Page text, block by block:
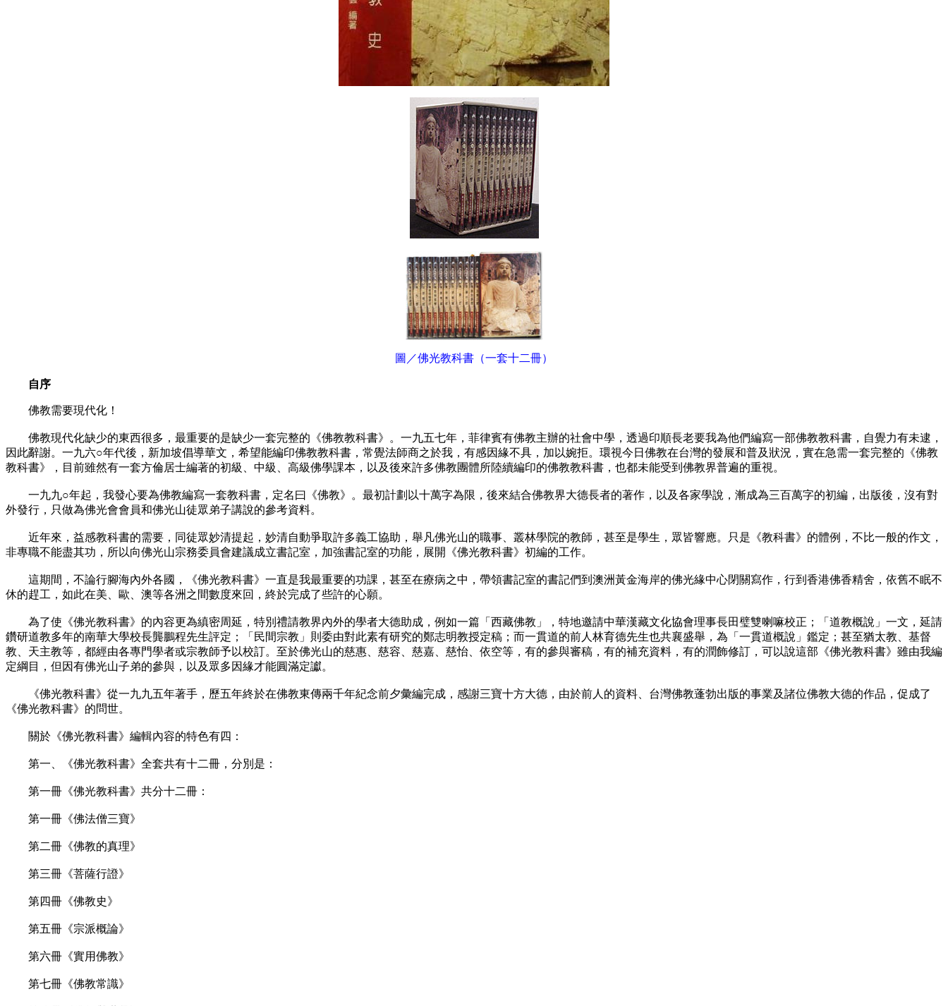
圖／佛光教科書（一套十二冊）
自序
佛教需要現代化！
佛教現代化缺少的東西很多，最重要的是缺少一套完整的《佛教教科書》。一九五七年，菲律賓有佛教主辦的社會中學，透過印順長老要我為他們編寫一部佛教教科書，自覺力有未逮，
因此辭謝。一九六○年代後，新加坡倡導華文，希望能編印佛教教科書，常覺法師商之於我，有感因緣不具，加以婉拒。環視今日佛教在台灣的發展和普及狀況，實在急需一套完整的《佛教
教科書》，目前雖然有一套方倫居士編著的初級、中級、高級佛學課本，以及後來許多佛教團體所陸續編印的佛教教科書，也都未能受到佛教界普遍的重視。
一九九○年起，我發心要為佛教編寫一套教科書，定名曰《佛教》。最初計劃以十萬字為限，後來結合佛教界大德長者的著作，以及各家學說，漸成為三百萬字的初編，出版後，沒有對
外發行，只做為佛光會會員和佛光山徒眾弟子講說的參考資料。
近年來，益感教科書的需要，同徒眾妙清提起，妙清自動爭取許多義工協助，舉凡佛光山的職事、叢林學院的教師，甚至是學生，眾皆響應。只是《教科書》的體例，不比一般的作文，
非專職不能盡其功，所以向佛光山宗務委員會建議成立書記室，加強書記室的功能，展開《佛光教科書》初編的工作。
這期間，不論行腳海內外各國，《佛光教科書》一直是我最重要的功課，甚至在療病之中，帶領書記室的書記們到澳洲黃金海岸的佛光緣中心閉關寫作，行到香港佛香精舍，依舊不眠不
休的趕工，如此在美、歐、澳等各洲之間數度來回，終於完成了些許的心願。
為了使《佛光教科書》的內容更為縝密周延，特別禮請教界內外的學者大德助成，例如一篇「西藏佛教」，特地邀請中華漢藏文化協會理事長田璧雙喇嘛校正；「道教概說」一文，延請
鑽研道教多年的南華大學校長龔鵬程先生評定；「民間宗教」則委由對此素有研究的鄭志明教授定稿；而一貫道的前人林育德先生也共襄盛舉，為「一貫道概說」鑑定；甚至猶太教、基督
教、天主教等，都經由各專門學者或宗教師予以校訂。至於佛光山的慈惠、慈容、慈嘉、慈怡、依空等，有的參與審稿，有的補充資料，有的潤飾修訂，可以說這部《佛光教科書》雖由我編
定綱目，但因有佛光山子弟的參與，以及眾多因緣才能圓滿定讞。
《佛光教科書》從一九九五年著手，歷五年終於在佛教東傳兩千年紀念前夕彙編完成，感謝三寶十方大德，由於前人的資料、台灣佛教蓬勃出版的事業及諸位佛教大德的作品，促成了
《佛光教科書》的問世。
關於《佛光教科書》編輯內容的特色有四：
第一、《佛光教科書》全套共有十二冊，分別是：
第一冊《佛光教科書》共分十二冊：
第一冊《佛法僧三寶》
第二冊《佛教的真理》
第三冊《菩薩行證》
第四冊《佛教史》
第五冊《宗派概論》
第六冊《實用佛教》
第七冊《佛教常識》